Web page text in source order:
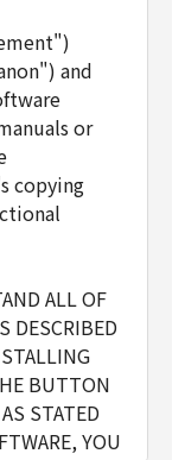
and
or
copying
ALL OF
DESCRIBED
BUTTON
STATED
YOU